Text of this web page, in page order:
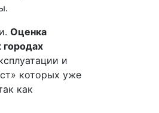
Оценка
городах
и
которых уже
как